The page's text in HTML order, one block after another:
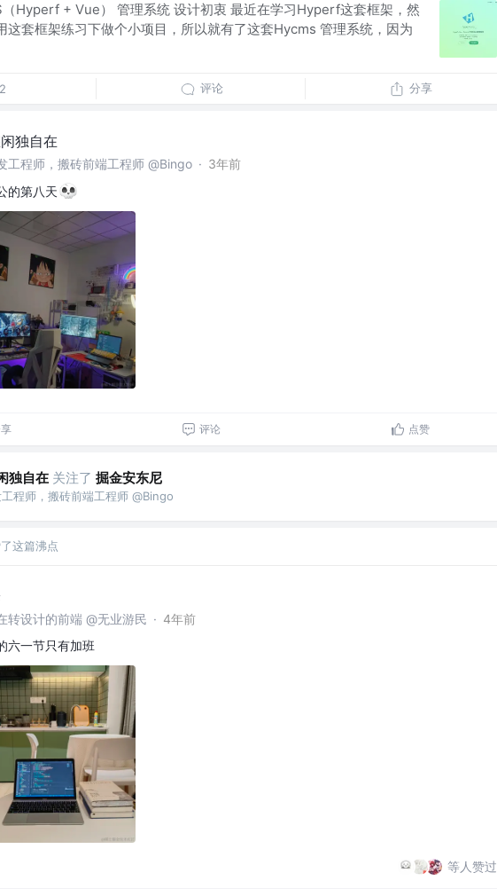
（Hyperf + Vue） 管理系统 设计初衷 最近在学习Hyperf这套框架，然
这套框架练习下做个小项目，所以就有了这套Hycms 管理系统，因为
2 评论 分享
独自在
工程师，搬砖前端工程师 @Bingo · 3年前
的第八天
评论 点赞
独自在 关注了 掘金安东尼
程师，搬砖前端工程师 @Bingo
这篇沸点
转设计的前端 @无业游民 · 4年前
六一节只有加班
等人赞过